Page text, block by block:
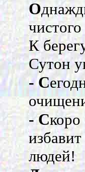
О
К
Сутон
- С
- Скоро
людей!